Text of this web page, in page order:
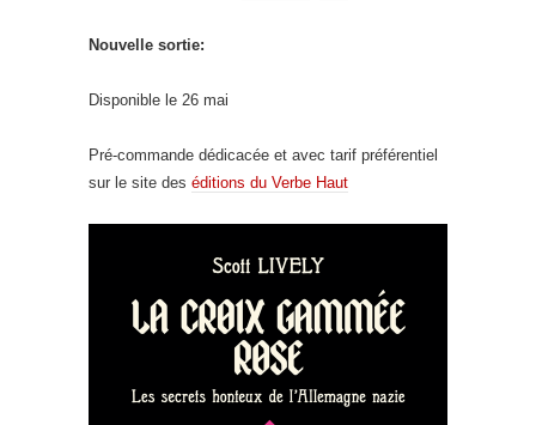
Nouvelle sortie:
Disponible le 26 mai
Pré-commande dédicacée et avec tarif préférentiel
sur le site des éditions du Verbe Haut